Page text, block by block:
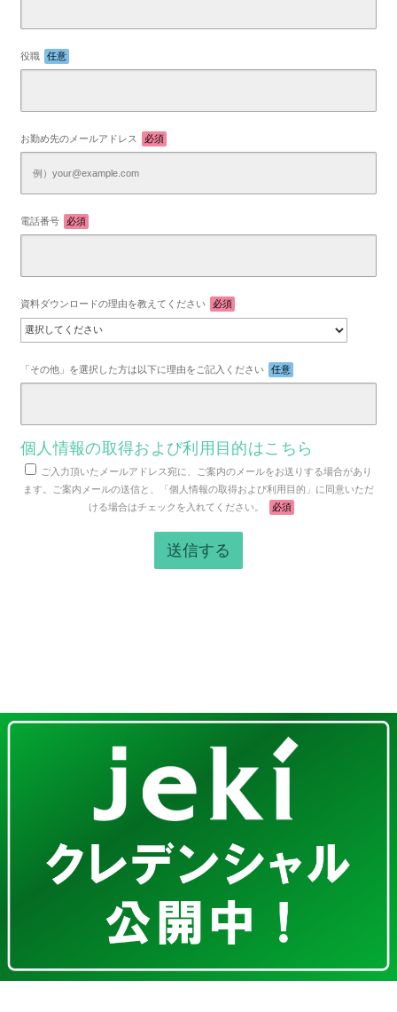
役職 任意
お勤め先のメールアドレス 必須
電話番号 必須
資料ダウンロードの理由を教えてください 必須
「その他」を選択した方は以下に理由をご記入ください 任意
個人情報の取得および利用目的はこちら
ご入力頂いたメールアドレス宛に、ご案内のメールをお送りする場合があり
ます。ご案内メールの送信と、「個人情報の取得および利用目的」に同意いただ
ける場合はチェックを入れてください。
必須